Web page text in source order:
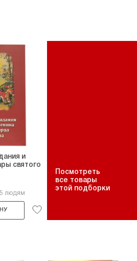
и
святого
людям
Посмотреть
все товары
этой подборки